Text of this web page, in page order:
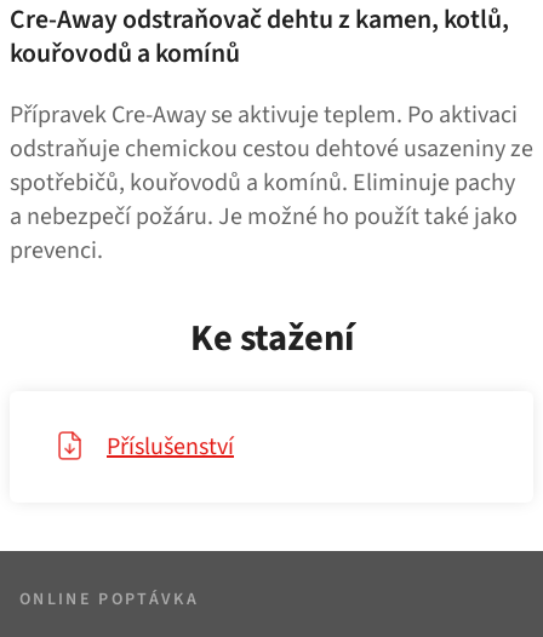
Cre-Away odstraňovač dehtu z kamen, kotlů,
kouřovodů a komínů
Přípravek Cre-Away se aktivuje teplem. Po aktivaci
odstraňuje chemickou cestou dehtové usazeniny ze
spotřebičů, kouřovodů a komínů. Eliminuje pachy
a nebezpečí požáru. Je možné ho použít také jako
prevenci.
Ke stažení
Příslušenství
ONLINE POPTÁVKA